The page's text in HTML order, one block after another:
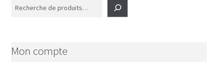
Mon compte